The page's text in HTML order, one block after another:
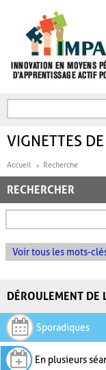
FORMULAIRE DE
VIGNETTES
Accueil Recherche
RECHERCHER
Voir tous les mots-
DÉROULEMENT DE
Sporadiques
En plusieurs